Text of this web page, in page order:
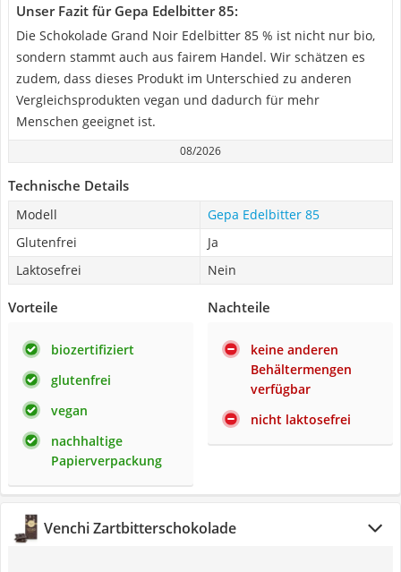
Unser Fazit für Gepa Edelbitter 85:
Die Schokolade Grand Noir Edelbitter 85 % ist nicht nur bio,
sondern stammt auch aus fairem Handel. Wir schätzen es
zudem, dass dieses Produkt im Unterschied zu anderen
Vergleichsprodukten vegan und dadurch für mehr
Menschen geeignet ist.
08/2026
Technische Details
Modell
Gepa Edelbitter 85
Glutenfrei
Ja
Laktosefrei
Nein
Vorteile
biozertifiziert
glutenfrei
vegan
nachhaltige
Papierverpackung
Nachteile
keine anderen
Behältermengen
verfügbar
nicht laktosefrei
Venchi Zartbitterschokolade